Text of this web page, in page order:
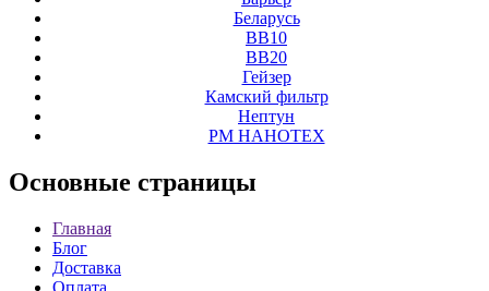
Беларусь
ВВ10
ВВ20
Гейзер
Камский фильтр
Нептун
РМ НАНОТЕХ
Основные страницы
Главная
Блог
Доставка